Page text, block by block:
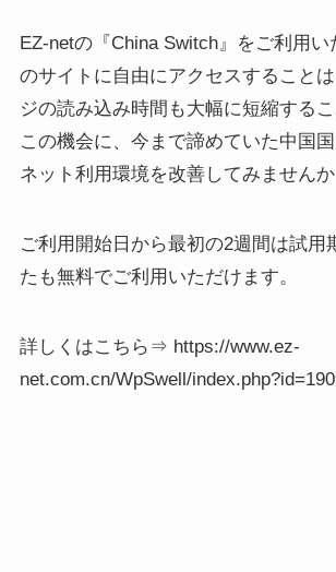
EZ-netの『China Switch』をご利用
のサイトに自由にアクセスすること
ジの読み込み時間も大幅に短縮するこ
この機会に、今まで諦めていた中国
ネット利用環境を改善してみませんか
ご利用開始日から最初の2週間は試用
たも無料でご利用いただけます。
詳しくはこちら⇒ https://www.ez-
net.com.cn/WpSwell/